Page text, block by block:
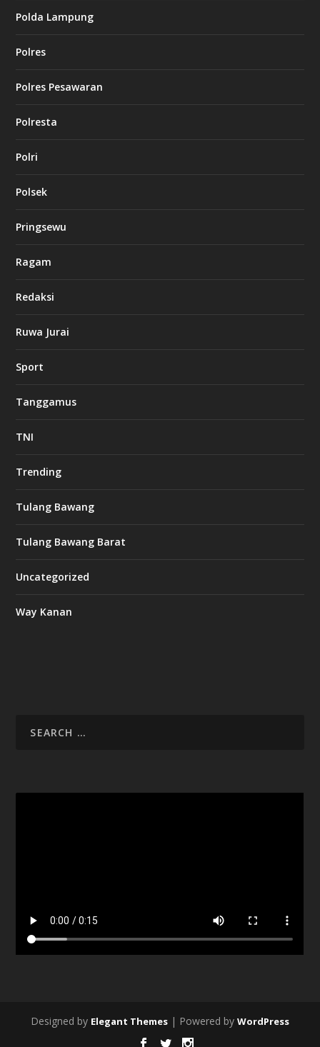
Polda Lampung
Polres
Polres Pesawaran
Polresta
Polri
Polsek
Pringsewu
Ragam
Redaksi
Ruwa Jurai
Sport
Tanggamus
TNI
Trending
Tulang Bawang
Tulang Bawang Barat
Uncategorized
Way Kanan
Designed by Elegant Themes | Powered by WordPress